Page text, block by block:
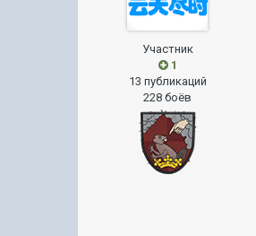
Участник
1
13 публикаций
228 боёв